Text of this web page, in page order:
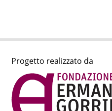
Progetto realizzato da